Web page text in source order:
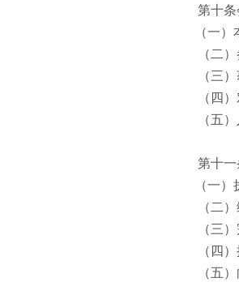
第十条
（一）本
（二）参
（三）获
（四）对
（五）入
第十一
（一）执
（二）维
（三）完
（四）按
（五）向